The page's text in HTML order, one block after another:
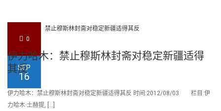
0
SEP
16
伊力哈木：禁止穆斯林封斋对稳定新疆适得
其反
伊力哈木：禁止穆斯林封斋对稳定新疆适得其反 时间:2012/08/03 栏目:伊
力哈木·土赫提, […]